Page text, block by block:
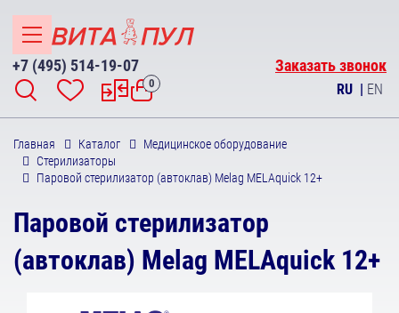
+7 (495) 514-19-07 Заказать звонок
0 RU | EN
Главная Каталог
Медицинское оборудование
Стерилизаторы
Паровой стерилизатор (автоклав) Melag MELAquick 12+
Паровой стерилизатор
(автоклав) Melag MELAquick 12+